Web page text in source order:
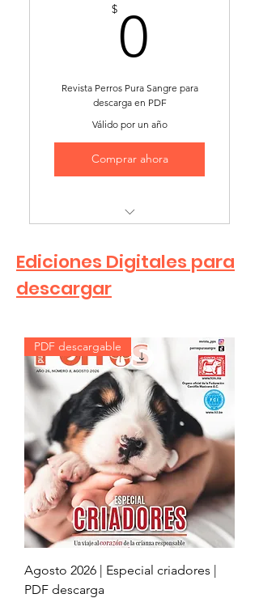
$0
Revista Perros Pura Sangre para
descarga en PDF
Válido por un año
Comprar ahora
Revista PPS
Vigencia sujeta a la de cuota
de socio
Ediciones Digitales para
descargar
PDF descargable
Agosto 2026 | Especial criadores |
PDF descarga